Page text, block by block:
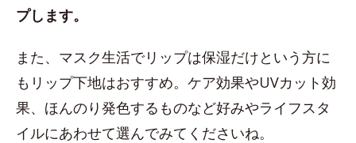
プします。
また、マスク生活でリップは保湿だけという方に
もリップ下地はおすすめ。ケア効果やUVカット効
果、ほんのり発色するものなど好みやライフスタ
イルにあわせて選んでみてくださいね。